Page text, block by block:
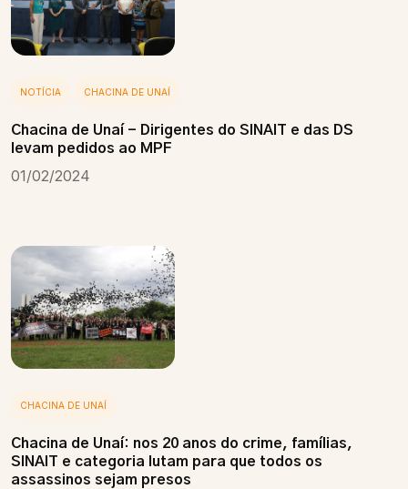
NOTÍCIA CHACINA DE UNAÍ
Chacina de Unaí - Dirigentes do SINAIT e das DS
levam pedidos ao MPF
01/02/2024
CHACINA DE UNAÍ
Chacina de Unaí: nos 20 anos do crime, famílias,
SINAIT e categoria lutam para que todos os
assassinos sejam presos